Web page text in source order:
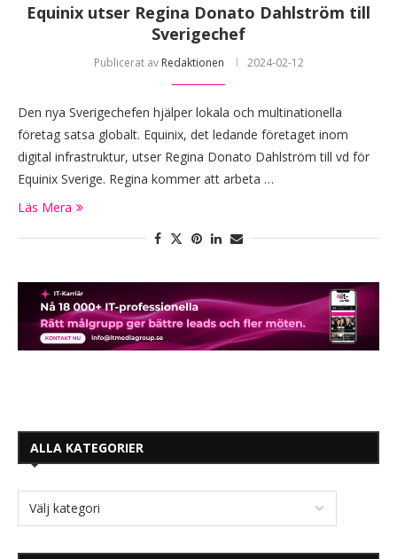
Equinix utser Regina Donato Dahlström till
Sverigechef
Publicerat av Redaktionen 2024-02-12
Den nya Sverigechefen hjälper lokala och multinationella
företag satsa globalt. Equinix, det ledande företaget inom
digital infrastruktur, utser Regina Donato Dahlström till vd för
Equinix Sverige. Regina kommer att arbeta …
Läs Mera
ALLA KATEGORIER